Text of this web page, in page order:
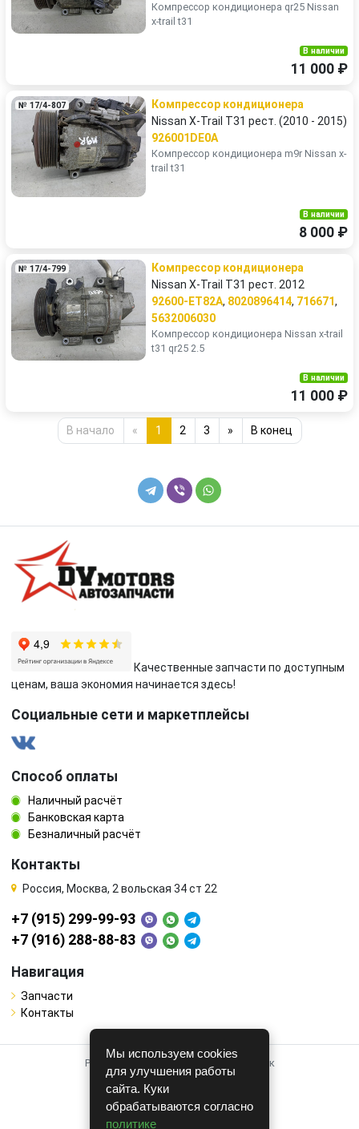
Компрессор кондиционера qr25 Nissan
x-trail t31
В наличии
11 000 ₽
№ 17/4-807
Компрессор кондиционера
Nissan X-Trail T31 рест. (2010 - 2015)
926001DE0A
Компрессор кондиционера m9r Nissan x-
trail t31
В наличии
8 000 ₽
№ 17/4-799
Компрессор кондиционера
Nissan X-Trail T31 рест. 2012
92600-ET82A, 8020896414, 716671,
5632006030
Компрессор кондиционера Nissan x-trail
t31 qr25 2.5
В наличии
11 000 ₽
В начало « 1 2 3 » В конец
Качественные запчасти по доступным
ценам, ваша экономия начинается здесь!
Социальные сети и маркетплейсы
Способ оплаты
Наличный расчёт
Банковская карта
Безналичный расчёт
Контакты
Россия, Москва, 2 вольская 34 ст 22
+7 (915) 299-99-93
+7 (916) 288-88-83
Навигация
Запчасти
Контакты
Работает на системе для авторазборок
CARRO.БИЗНЕС
Полная версия
Мы используем cookies
для улучшения работы
сайта. Куки
обрабатываются согласно
политике